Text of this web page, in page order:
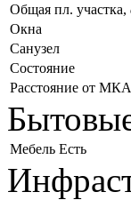
Общая пл. участка,
Окна
Санузел
Состояние
Расстояние от
Мебель Есть